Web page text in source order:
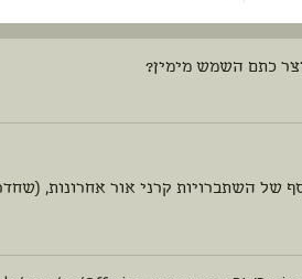
כתם השמש מימין?
של השתברויות קרני אור אחרונות,